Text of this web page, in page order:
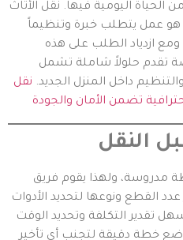
الحياة اليومية فيها. نقل الأثاث
هو عمل يتطلب خبرة وتنظيماً
ازدياد الطلب على هذه
تقدم حلولاً شاملة تشمل
داخل المنزل الجديد. نقل
تضمن الأمان والجودة
النقل
مدروسة، ولهذا يقوم فريق
عدد القطع ونوعها لتحديد الأدوات
تقدير التكلفة وتحديد الوقت
وضع خطة دقيقة لتجنب أي تأخير